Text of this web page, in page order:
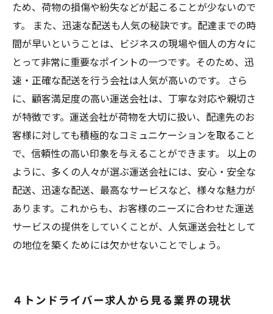
ため、荷物の損傷や紛失などが起こることが少ないので
す。 また、迅速な配送も人気の秘訣です。配達までの時
間が早いということは、ビジネスの現場や個人の方々に
とって非常に重要なポイントの一つです。そのため、迅
速・正確な配送を行う会社は人気が高いのです。 さら
に、顧客満足度の高い運送会社は、丁寧な対応や親切さ
が特徴です。運送会社が荷物を大切に扱い、配達先のお
客様に対しても積極的なコミュニケーションを取ること
で、信頼性の高い印象を与えることができます。 以上の
ように、多くの人々が選ぶ運送会社には、安心・安全な
配送、迅速な配送、最高なサービスなど、様々な魅力が
あります。これからも、お客様のニーズに合わせた運送
サービスの提供をしていくことが、人気運送会社として
の地位を築くためには欠かせないことでしょう。
４トンドライバー求人から見る業界の現状